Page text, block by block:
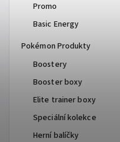
Promo
Basic Energy
Pokémon Produkty
Boostery
Booster boxy
Elite trainer boxy
Speciální kolekce
Herní balíčky